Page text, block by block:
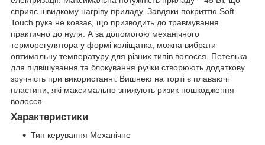
сприяє швидкому нагріву приладу. Завдяки покриттю Soft
Touch рука не ковзає, що призводить до травмування
практично до нуля. А за допомогою механічного
терморегулятора у формі коліщатка, можна вибрати
оптимальну температуру для різних типів волосся. Петелька
для підвішування та блокування ручки створюють додаткову
зручність при використанні. Вишнею на торті є плаваючі
пластини, які максимально знижують ризик пошкодження
волосся.
Характеристики
Тип керування Механічне